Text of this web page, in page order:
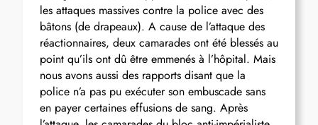
les attaques massives contre la police avec des
bâtons (de drapeaux). A cause de l’attaque des
réactionnaires, deux camarades ont été blessés au
point qu’ils ont dû être emmenés à l’hôpital. Mais
nous avons aussi des rapports disant que la
police n’a pas pu exécuter son embuscade sans
en payer certaines effusions de sang. Après